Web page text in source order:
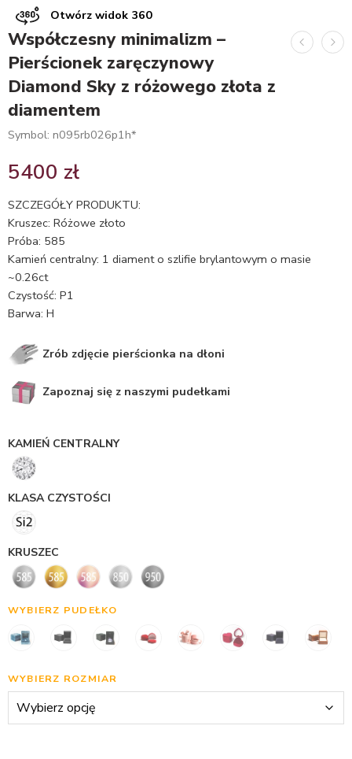
Otwórz widok 360
Współczesny minimalizm –
Pierścionek zaręczynowy
Diamond Sky z różowego złota z
diamentem
Symbol: n095rb026p1h*
5400 zł
SZCZEGÓŁY PRODUKTU:
Kruszec: Różowe złoto
Próba: 585
Kamień centralny: 1 diament o szlifie brylantowym o masie
~0.26ct
Czystość: P1
Barwa: H
Zrób zdjęcie pierścionka na dłoni
Zapoznaj się z naszymi pudełkami
KAMIEŃ CENTRALNY
KLASA CZYSTOŚCI
KRUSZEC
WYBIERZ PUDEŁKO
WYBIERZ ROZMIAR